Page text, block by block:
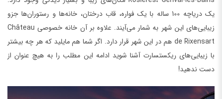
یک دریاچه 100 ساله با یک فواره، قاب درختان، خانه‌ها و رستوران‌ها جزو
زیبایی‌های این شهر به شمار می‌آیند. علاوه بر آن خانه خصوصی Château
de Rixensart هم در این شهر قرار دارد. اگر شما هم مایلید که هر چه بیشتر
با زیبایی‌های ریکستسارت آشنا شوید ادامه این مطلب را به هیچ عنوان از
دست ندهید!